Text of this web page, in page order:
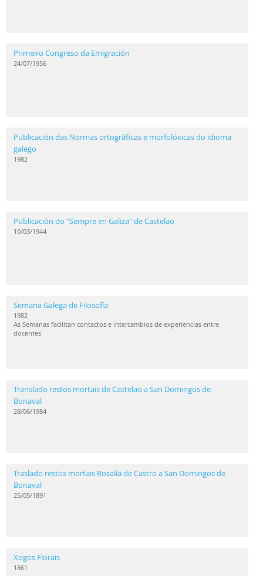
Primeiro Congreso da Emigración
24/07/1956
Publicación das Normas ortográficas e morfolóxicas do idioma
galego
1982
Publicación do "Sempre en Galiza" de Castelao
10/03/1944
Semana Galega de Filosofía
1982
As Semanas facilitan contactos e intercambios de experiencias entre
docentes
Translado restos mortais de Castelao a San Domingos de
Bonaval
28/06/1984
Traslado restos mortais Rosalía de Castro a San Domingos de
Bonaval
25/05/1891
Xogos Florais
1861